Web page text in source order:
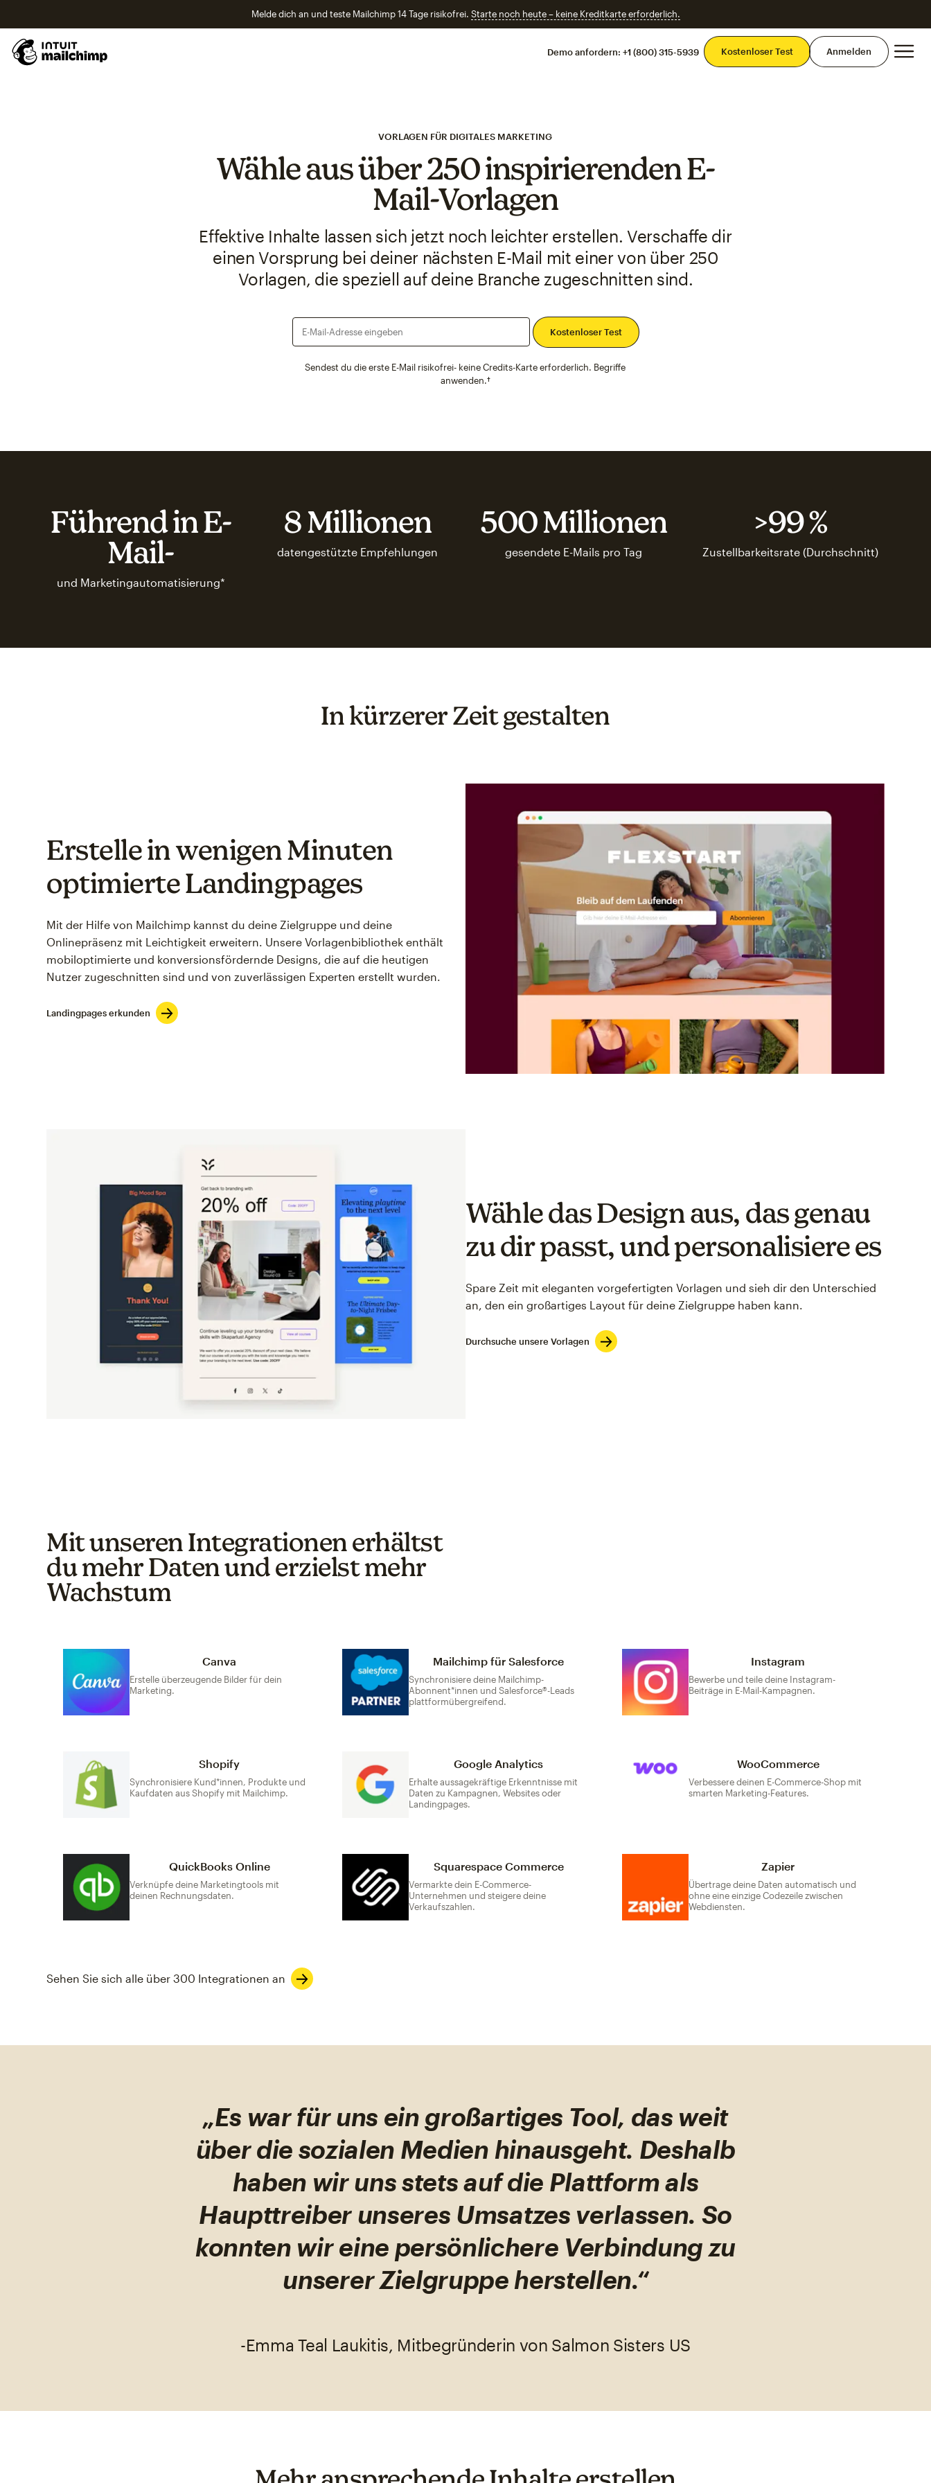
Melde dich an und teste Mailchimp 14 Tage risikofrei. Starte noch heute – keine Kreditkarte erforderlich.
Demo anfordern: +1 (800) 315-5939 Kostenloser Test Anmelden
VORLAGEN FÜR DIGITALES MARKETING
Wähle aus über 250 inspirierenden E-
Mail-Vorlagen
Effektive Inhalte lassen sich jetzt noch leichter erstellen. Verschaffe dir
einen Vorsprung bei deiner nächsten E-Mail mit einer von über 250
Vorlagen, die speziell auf deine Branche zugeschnitten sind.
E-Mail-Adresse eingeben
Sendest du die erste E-Mail risikofrei- keine Credits-Karte erforderlich. Begriffe
anwenden.†
Führend in E-
Mail-
und Marketingautomatisierung*
8 Millionen
datengestützte Empfehlungen
500 Millionen
gesendete E-Mails pro Tag
>99 %
Zustellbarkeitsrate (Durchschnitt)
In kürzerer Zeit gestalten
Erstelle in wenigen Minuten
optimierte Landingpages
Mit der Hilfe von Mailchimp kannst du deine Zielgruppe und deine
Onlinepräsenz mit Leichtigkeit erweitern. Unsere Vorlagenbibliothek enthält
mobiloptimierte und konversionsfördernde Designs, die auf die heutigen
Nutzer zugeschnitten sind und von zuverlässigen Experten erstellt wurden.
Landingpages erkunden
Wähle das Design aus, das genau
zu dir passt, und personalisiere es
Spare Zeit mit eleganten vorgefertigten Vorlagen und sieh dir den Unterschied
an, den ein großartiges Layout für deine Zielgruppe haben kann.
Durchsuche unsere Vorlagen
Mit unseren Integrationen erhältst
du mehr Daten und erzielst mehr
Wachstum
Canva
Erstelle überzeugende Bilder für dein
Marketing.
Mailchimp für Salesforce
Synchronisiere deine Mailchimp-
Abonnent*innen und Salesforce®-Leads
plattformübergreifend.
Instagram
Bewerbe und teile deine Instagram-
Beiträge in E-Mail-Kampagnen.
Shopify
Synchronisiere Kund*innen, Produkte und
Kaufdaten aus Shopify mit Mailchimp.
Google Analytics
Erhalte aussagekräftige Erkenntnisse mit
Daten zu Kampagnen, Websites oder
Landingpages.
WooCommerce
Verbessere deinen E-Commerce-Shop mit
smarten Marketing-Features.
QuickBooks Online
Verknüpfe deine Marketingtools mit
deinen Rechnungsdaten.
Squarespace Commerce
Vermarkte dein E-Commerce-
Unternehmen und steigere deine
Verkaufszahlen.
Zapier
Übertrage deine Daten automatisch und
ohne eine einzige Codezeile zwischen
Webdiensten.
Sehen Sie sich alle über 300 Integrationen an
„Es war für uns ein großartiges Tool, das weit
über die sozialen Medien hinausgeht. Deshalb
haben wir uns stets auf die Plattform als
Haupttreiber unseres Umsatzes verlassen. So
konnten wir eine persönlichere Verbindung zu
unserer Zielgruppe herstellen.“
-Emma Teal Laukitis, Mitbegründerin von Salmon Sisters US